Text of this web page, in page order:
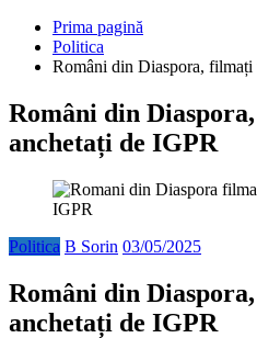
Prima pagină
Politica
Români din Diaspora, filmați
Români din
anchetați de IGPR
Politica B Sorin 03/05/2025
Români din
anchetați de IGPR